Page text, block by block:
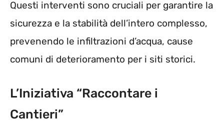
Questi interventi sono cruciali per garantire la
sicurezza e la stabilità dell’intero complesso,
prevenendo le infiltrazioni d’acqua, cause
comuni di deterioramento per i siti storici.
L’Iniziativa “Raccontare i
Cantieri”